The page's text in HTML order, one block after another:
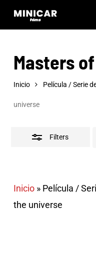
Skip
contentMasters
Inicio Película / Serie
universe
Filters
Inicio» Película /
the universe